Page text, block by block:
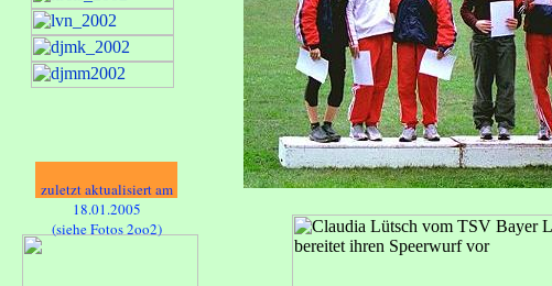
zuletzt aktualisiert am
18.01.2005
(siehe Fotos 2oo2)